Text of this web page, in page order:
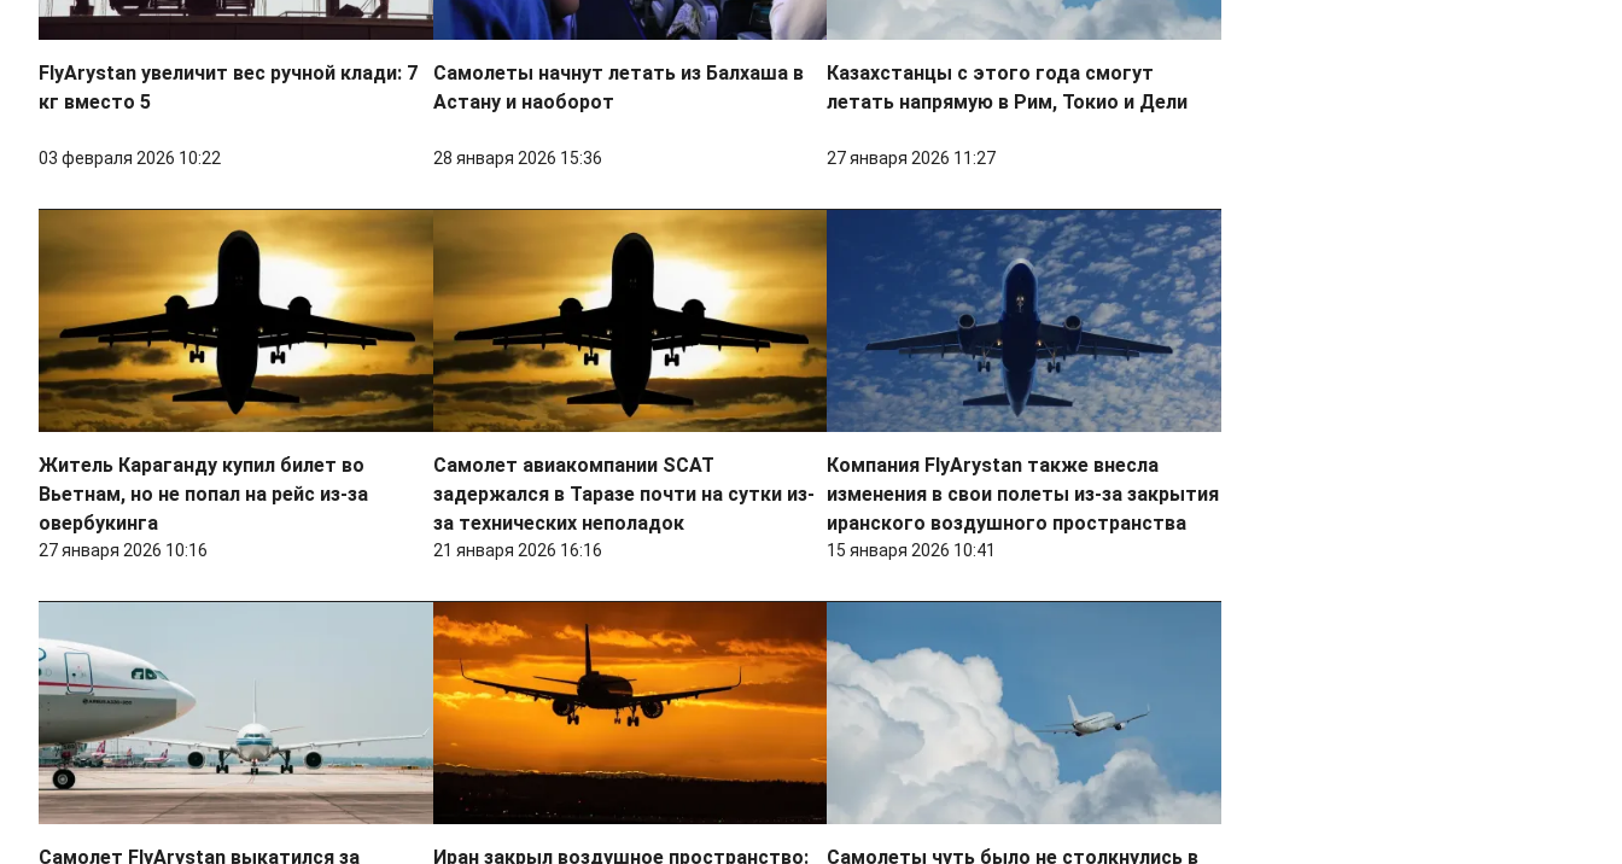
FlyArystan увеличит вес ручной клади: 7
кг вместо 5
03 февраля 2026 10:22
Самолеты начнут летать из Балхаша в
Астану и наоборот
28 января 2026 15:36
Казахстанцы с этого года смогут
летать напрямую в Рим, Токио и Дели
27 января 2026 11:27
Житель Караганду купил билет во
Вьетнам, но не попал на рейс из-за
овербукинга
27 января 2026 10:16
Самолет авиакомпании SCAT
задержался в Таразе почти на сутки из-
за технических неполадок
21 января 2026 16:16
Компания FlyArystan также внесла
изменения в свои полеты из-за закрытия
иранского воздушного пространства
15 января 2026 10:41
Самолет FlyArystan выкатился за
Иран закрыл воздушное пространство:
Самолеты чуть было не столкнулись в